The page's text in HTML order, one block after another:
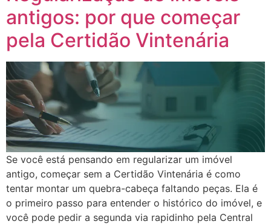
antigos: por que começar
pela Certidão Vintenária
Se você está pensando em regularizar um imóvel
antigo, começar sem a Certidão Vintenária é como
tentar montar um quebra-cabeça faltando peças. Ela é
o primeiro passo para entender o histórico do imóvel, e
você pode pedir a segunda via rapidinho pela Central